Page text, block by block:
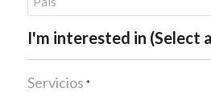
*
I'm interested in (Select
Servicios *